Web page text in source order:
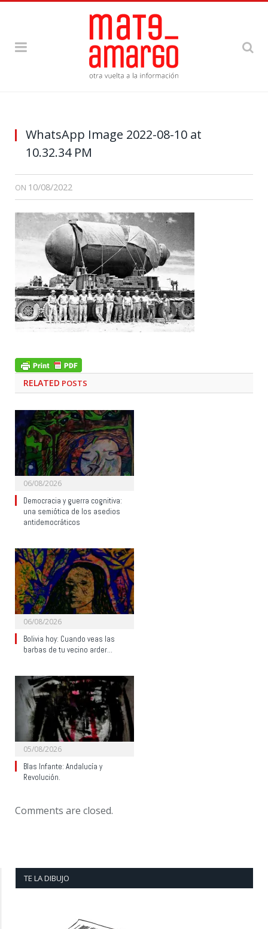
WhatsApp Image 2022-08-10 at
10.32.34 PM
ON 10/08/2022
RELATED POSTS
06/08/2026
Democracia y guerra cognitiva:
una semiótica de los asedios
antidemocráticos
06/08/2026
Bolivia hoy: Cuando veas las
barbas de tu vecino arder…
05/08/2026
Blas Infante: Andalucía y
Revolución.
Comments are closed.
TE LA DIBUJO